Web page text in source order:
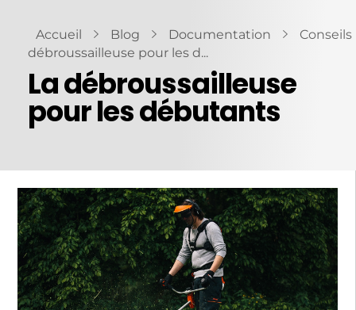
Accueil Blog Documentation
Conseils
débroussailleuse pour les d...
La débroussailleuse
pour les débutants